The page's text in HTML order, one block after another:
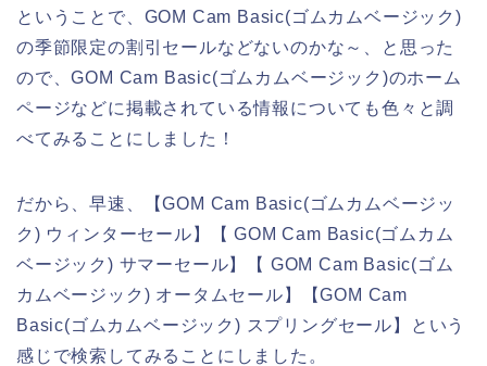
ということで、GOM Cam Basic(ゴムカムベージック)
の季節限定の割引セールなどないのかな～、と思った
ので、GOM Cam Basic(ゴムカムベージック)のホーム
ページなどに掲載されている情報についても色々と調
べてみることにしました！
だから、早速、【GOM Cam Basic(ゴムカムベージッ
ク) ウィンターセール】【 GOM Cam Basic(ゴムカム
ベージック) サマーセール】【 GOM Cam Basic(ゴム
カムベージック) オータムセール】【GOM Cam
Basic(ゴムカムベージック) スプリングセール】という
感じで検索してみることにしました。